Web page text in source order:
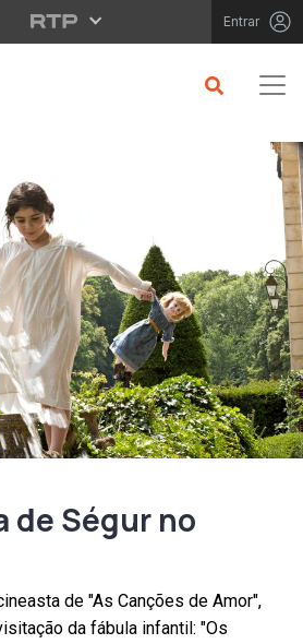
Entrar
de Ségur no
de "As Canções de Amor",
da fábula infantil: "Os